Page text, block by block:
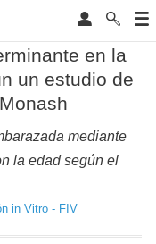
en la
un estudio de
mediante
la edad según el
in Vitro - FIV